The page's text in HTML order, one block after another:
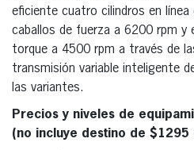
eficiente cuatro cilindros en
caballos de fuerza a 6200 rpm y
torque a 4500 rpm a través de
transmisión variable inteligente
las variantes.
Precios y niveles de
(no incluye destino de $1295